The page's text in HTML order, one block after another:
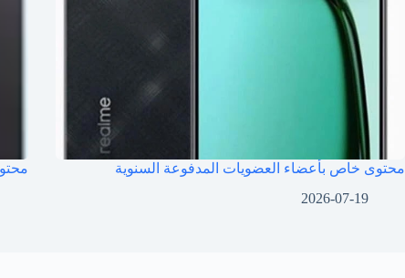
محتوى خاص بأعضاء العضويات المدفوعة السنوية
2026-07-19